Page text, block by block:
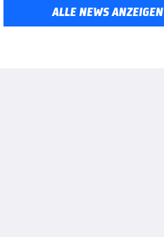
ALLE NEWS ANZEIGEN